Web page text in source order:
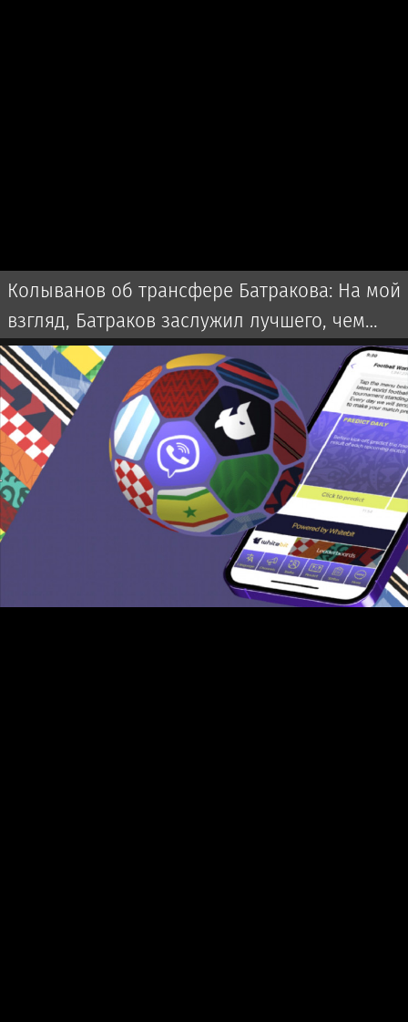
Колыванов об трансфере Батракова: На мой
взгляд, Батраков заслужил лучшего, чем
чемпионат Турции